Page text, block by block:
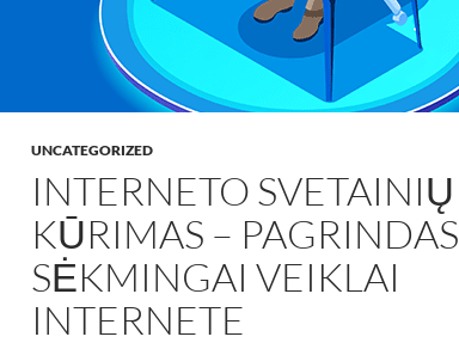
UNCATEGORIZED
INTERNETO SVETAINIŲ
KŪRIMAS – PAGRINDAS
SĖKMINGAI VEIKLAI
INTERNETE